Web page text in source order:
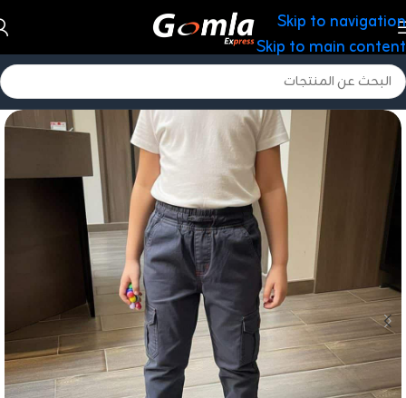
Skip to navigation
Skip to main content